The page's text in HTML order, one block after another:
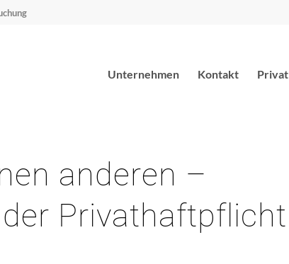
Unternehmen Kontakt Privat
anderen –
Privathaftpflicht